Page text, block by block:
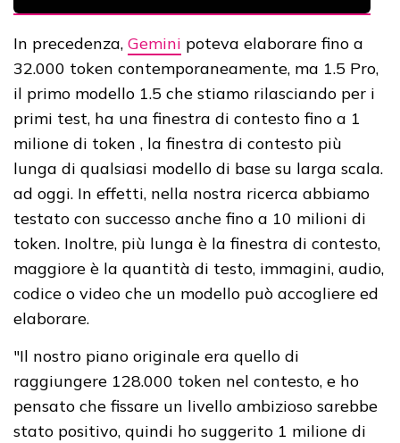
In precedenza, Gemini poteva elaborare fino a
32.000 token contemporaneamente, ma 1.5 Pro,
il primo modello 1.5 che stiamo rilasciando per i
primi test, ha una finestra di contesto fino a 1
milione di token , la finestra di contesto più
lunga di qualsiasi modello di base su larga scala.
ad oggi. In effetti, nella nostra ricerca abbiamo
testato con successo anche fino a 10 milioni di
token. Inoltre, più lunga è la finestra di contesto,
maggiore è la quantità di testo, immagini, audio,
codice o video che un modello può accogliere ed
elaborare.
"Il nostro piano originale era quello di
raggiungere 128.000 token nel contesto, e ho
pensato che fissare un livello ambizioso sarebbe
stato positivo, quindi ho suggerito 1 milione di